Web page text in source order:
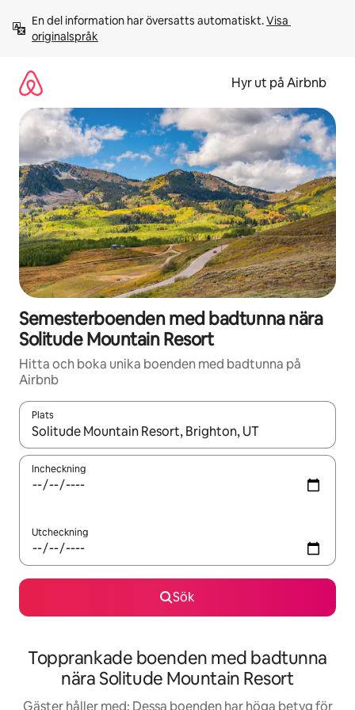
innehåll
En del information har översatts automatiskt. Visa
originalspråk
Hyr ut på Airbnb
Semesterboenden med badtunna nära
Solitude Mountain Resort
Hitta och boka unika boenden med badtunna på
Airbnb
Plats
När resultaten är tillgängliga kan du navigera med upp- och
Incheckning
Utcheckning
Sök
Topprankade boenden med badtunna
nära Solitude Mountain Resort
Gäster håller med: Dessa boenden har höga betyg för